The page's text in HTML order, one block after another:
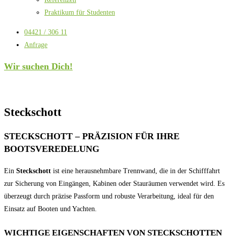
Praktikum für Studenten
04421 / 306 11
Anfrage
Wir suchen Dich!
Steckschott
STECKSCHOTT – PRÄZISION FÜR IHRE
BOOTSVEREDELUNG
Ein Steckschott ist eine herausnehmbare Trennwand, die in der Schifffahrt
zur Sicherung von Eingängen, Kabinen oder Stauräumen verwendet wird. Es
überzeugt durch präzise Passform und robuste Verarbeitung, ideal für den
Einsatz auf Booten und Yachten.
WICHTIGE EIGENSCHAFTEN VON STECKSCHOTTEN